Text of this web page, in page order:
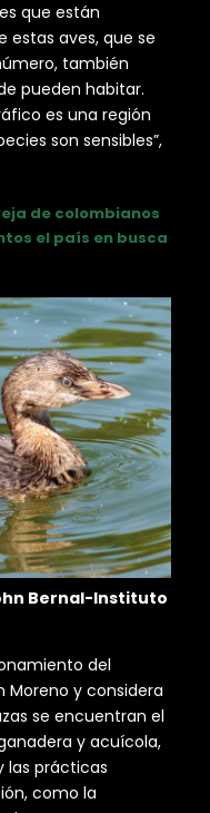
que están
estas aves, que se
también
pueden habitar.
es una región
son sensibles”,
de colombianos
el país en busca
Bernal-Instituto
del
y considera
se encuentran el
y acuícola,
las prácticas
como la